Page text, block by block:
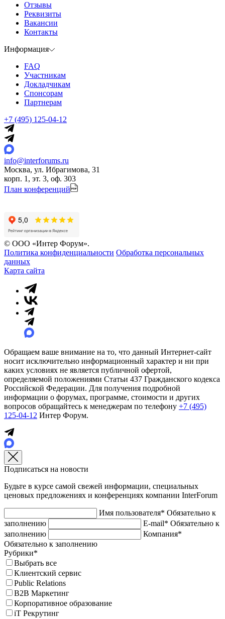
Отзывы
Реквизиты
Вакансии
Контакты
Информация
FAQ
Участникам
Докладчикам
Спонсорам
Партнерам
+7 (495) 125-04-12
info@interforums.ru
Москва, ул. Ибрагимова, 31
корп. 1, эт. 3, оф. 303
План конференций
© ООО «Интер Форум».
Политика конфиденциальности Обработка персональных
данных
Карта сайта
Обращаем ваше внимание на то, что данный Интернет-сайт
носит исключительно информационный характер и ни при
каких условиях не является публичной офертой,
определяемой положениями Статьи 437 Гражданского кодекса
Российской Федерации. Для получения подробной
информации о форумах, программе, стоимости и других
вопросов обращайтесь к менеджерам по телефону +7 (495)
125-04-12 Интер Форум.
Подписаться на новости
Будьте в курсе самой свежей информации, специальных
ценовых предложениях и конференциях компании InterForum
Имя пользователя* Обязательно к
заполнению
E-mail* Обязательно к
заполнению
Компания*
Обязательно к заполнению
Рубрики*
Выбрать все
Клиентский сервис
Public Relations
B2B Маркетинг
Корпоративное образование
iT Рекрутинг